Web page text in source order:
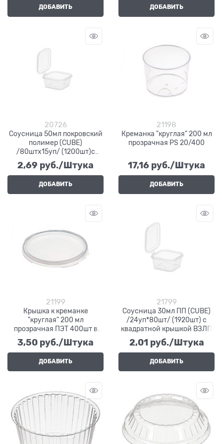
ДОБАВИТЬ ДОБАВИТЬ
20726
Соусница 50мл покровский
полимер (CUBE)
/80штх15уп/ (1200шт)c
квадратной крышкой
2,69 руб./Штука
ДОБАВИТЬ
21198
Креманка "круглая" 200 мл
прозрачная PS 20/400
17,16 руб./Штука
ДОБАВИТЬ
21199
Крышка к креманке
"круглая" 200 мл
прозрачная ПЭТ 400шт в
кор
3,50 руб./Штука
ДОБАВИТЬ
21799
Соусница 30мл ПП (CUBE)
/24уп*80шт/ (1920шт) c
квадратной крышкой ВЗЛП
2,01 руб./Штука
ДОБАВИТЬ